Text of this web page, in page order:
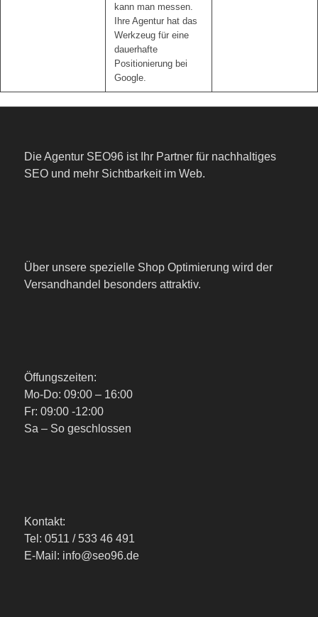
kann man messen.
Ihre Agentur hat das
Werkzeug für eine
dauerhafte
Positionierung bei
Google.
Die Agentur SEO96 ist Ihr Partner für nachhaltiges
SEO und mehr Sichtbarkeit im Web.
Über unsere spezielle Shop Optimierung wird der
Versandhandel besonders attraktiv.
Öffungszeiten:
Mo-Do: 09:00 – 16:00
Fr: 09:00 -12:00
Sa – So geschlossen
Kontakt:
Tel: 0511 / 533 46 491
E-Mail: info@seo96.de